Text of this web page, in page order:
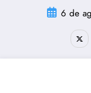
6 de